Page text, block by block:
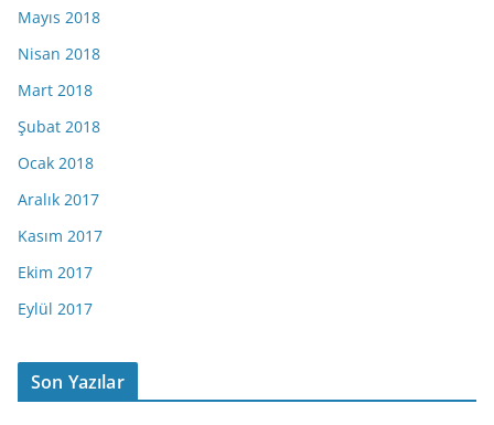
Mayıs 2018
Nisan 2018
Mart 2018
Şubat 2018
Ocak 2018
Aralık 2017
Kasım 2017
Ekim 2017
Eylül 2017
Son Yazılar